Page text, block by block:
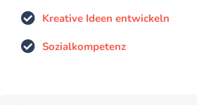
Kreative Ideen entwickeln
Sozialkompetenz